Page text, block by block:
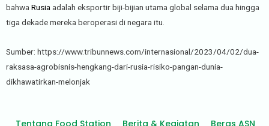
bahwa Rusia adalah eksportir biji-bijian utama global selama dua hingga
tiga dekade mereka beroperasi di negara itu.
Sumber: https://www.tribunnews.com/internasional/2023/04/02/dua-
raksasa-agrobisnis-hengkang-dari-rusia-risiko-pangan-dunia-
dikhawatirkan-melonjak
Tentang Food Station Berita & Kegiatan Beras ASN